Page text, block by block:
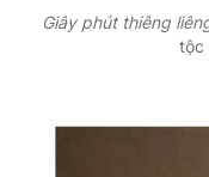
Giây phút thiêng
tộc